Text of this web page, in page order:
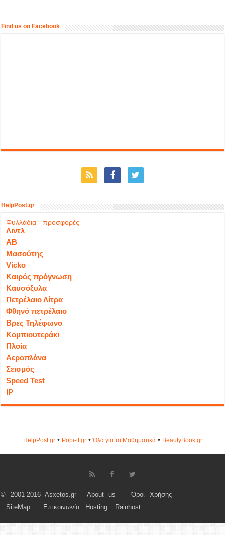
Find us on Facebook
HelpPost.gr
Φυλλάδια - προσφορές
Λιντλ
ΑΒ
Μασούτης
Vicko
Καιρός πρόγνωση
Καυσόξυλα
Πετρέλαιο Λίτρα
Φθηνό πετρέλαιο
Βρες Τηλέφωνο
Κομπιουτεράκι
Πλοία
Αεροπλάνα
Σεισμός
Speed Test
IP
HelpPost.gr• Popi-it.gr•Όλα για τα Μαθηματικά• ΒeautyΒook.gr
© 2001-2016 Asxetos.gr About us
Όροι Χρήσης
SiteMap
Επικοινωνία Hosting Rainhost